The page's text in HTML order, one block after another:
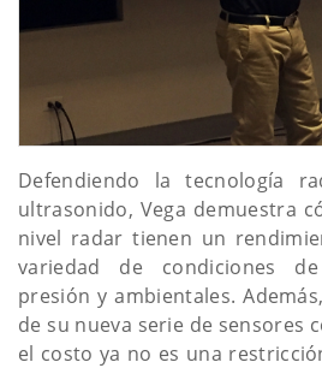
Defendiendo la tecnología
ultrasonido, Vega demuestra
nivel radar tienen un
variedad de condiciones
presión y ambientales.
de su nueva serie de sensores
el costo ya no es una